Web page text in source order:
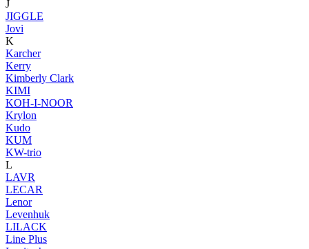
J
JIGGLE
Jovi
K
Karcher
Kerry
Kimberly Clark
KIMI
KOH-I-NOOR
Krylon
Kudo
KUM
KW-trio
L
LAVR
LECAR
Lenor
Levenhuk
LILACK
Line Plus